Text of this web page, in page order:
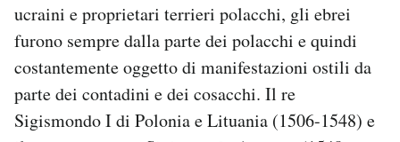
ucraini e proprietari terrieri polacchi, gli ebrei
furono sempre dalla parte dei polacchi e quindi
costantemente oggetto di manifestazioni ostili da
parte dei contadini e dei cosacchi. Il re
Sigismondo I di Polonia e Lituania (1506-1548) e